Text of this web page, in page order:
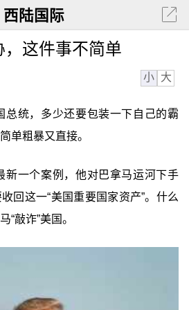
西陆国际
这件事不简单
小 大
总统，多少还要包装一下自己的霸
单粗暴又直接。
新一个案例，他对巴拿马运河下手
回这一“美国重要国家资产”。什么
“敲诈”美国。